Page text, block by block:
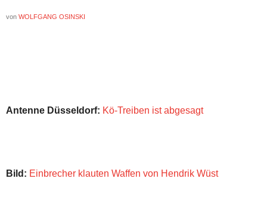
von WOLFGANG OSINSKI
Antenne Düsseldorf: Kö-Treiben ist abgesagt
Bild: Einbrecher klauten Waffen von Hendrik Wüst